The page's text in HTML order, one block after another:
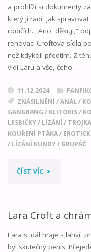
a prohlíží si dokumenty
který jí radí, jak
rodičích. „Ano, děkuji,“
renovaci Croftova sídla
než kdykoli předtím. Z
vidí Laru a vše, čeho …
11.12.2024
ZNÁSILNĚNÍ /ANÁL/
GANGBANG / KLITORIS/
LESBIČKY/ LÍZÁNÍ / TROJKA
KOUŘENÍ PTÁKA/
/ LÍZÁNÍ KUNDY/ GRUPÁČ
ČÍST VÍC"PANSTVÍ
Lara Croft a
Lara si dál hraje s lahví,
byl skutečný penis.